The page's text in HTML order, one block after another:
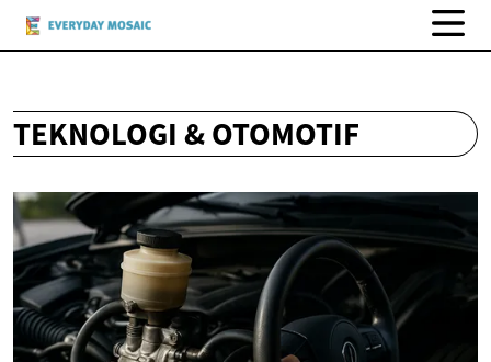
TEKNOLOGI & OTOMOTIF